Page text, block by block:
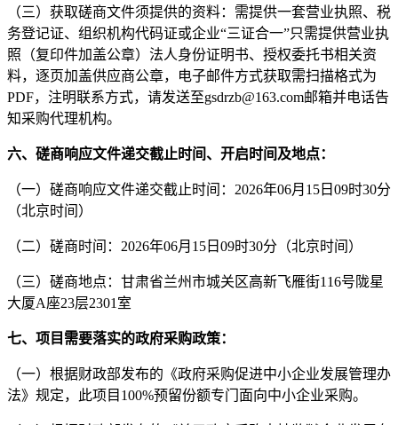
（三）获取磋商文件须提供的资料：需提供一套营业执照、税
务登记证、组织机构代码证或企业“三证合一”只需提供营业执
照（复印件加盖公章）法人身份证明书、授权委托书相关资
料，逐页加盖供应商公章，电子邮件方式获取需扫描格式为
PDF，注明联系方式，请发送至gsdrzb@163.com邮箱并电话告
知采购代理机构。
六、 磋商响应文件递交截止时间、 开启 时间及地点：
（一）磋商响应文件递交截止时间： 2026年06月 15 日 09时30分
（北京时间）
（二）磋商时间： 2026年06月 15 日 09时30分 （北京时间）
（三）磋商地点： 甘肃省兰州市城关区高新飞雁街116号陇星
大厦A座23层2301 室
七、项目需要落实的政府采购政策：
（一）根据财政部发布的《政府采购促进中小企业发展管理办
法》规定，此项目 100%预留份额专门面向中小企业采购。